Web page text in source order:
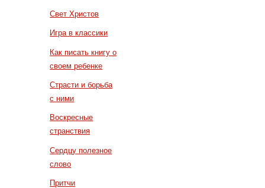
Свет Христов
Игра в классики
Как писать книгу о
своем ребенке
Страсти и борьба
с ними
Воскресные
странствия
Сердцу полезное
слово
Притчи